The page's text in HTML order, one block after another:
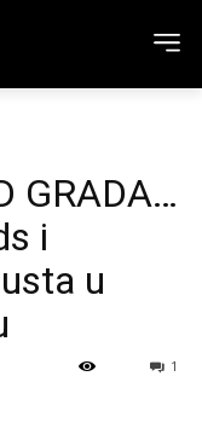
GRADA…
i
u
1